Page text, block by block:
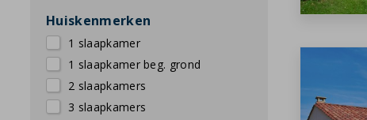
Huiskenmerken
1 slaapkamer
1 slaapkamer beg. grond
2 slaapkamers
3 slaapkamers